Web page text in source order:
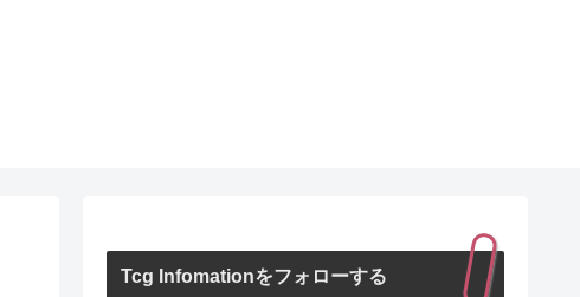
Tcg Infomationをフォローする